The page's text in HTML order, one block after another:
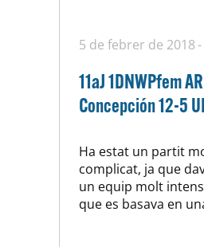
5 de febrer de 2018
11aJ 1DNWPfem AR
Concepción 12-5
Ha estat un partit
complicat, ja que
un equip molt
que es basava en